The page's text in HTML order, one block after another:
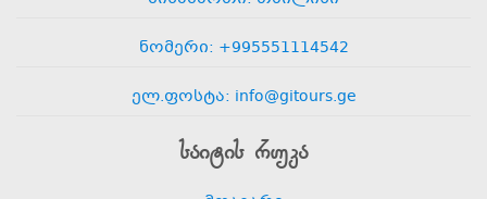
ნომერი: +995551114542
ელ.ფოსტა: info@gitours.ge
საიტის რუკა